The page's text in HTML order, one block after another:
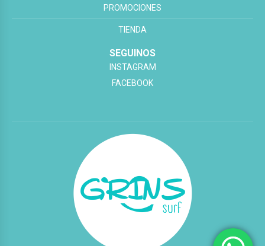
PROMOCIONES
TIENDA
SEGUINOS
INSTAGRAM
FACEBOOK